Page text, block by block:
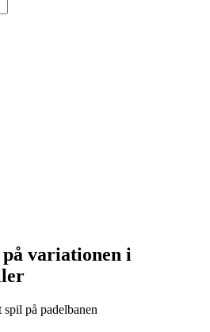
variationen i
på padelbanen